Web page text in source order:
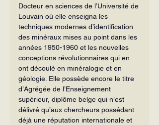
Docteur en sciences de l’Université de
Louvain où elle enseigna les
techniques modernes d’identification
des minéraux mises au point dans les
années 1950-1960 et les nouvelles
conceptions révolution­naires qui en
ont découlé en minéralogie et en
géologie. Elle possède encore le titre
d’Agrégée de l’Enseignement
supérieur, diplôme belge qui n’est
délivré qu’aux chercheurs possédant
déjà une réputation internationale et